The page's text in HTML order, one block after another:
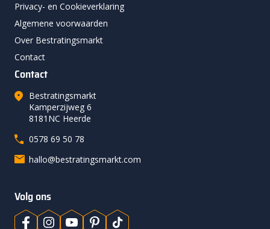
Privacy- en Cookieverklaring
Algemene voorwaarden
Over Bestratingsmarkt
Contact
Contact
Bestratingsmarkt
Kamperzijweg 6
8181NC Heerde
0578 69 50 78
hallo@bestratingsmarkt.com
Volg ons